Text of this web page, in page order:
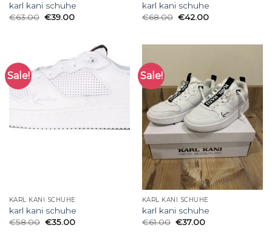
karl kani schuhe
€63.00 €39.00
karl kani schuhe
€68.00 €42.00
Sale!
KARL KANI SCHUHE
karl kani schuhe
€58.00 €35.00
Sale!
KARL KANI SCHUHE
karl kani schuhe
€61.00 €37.00